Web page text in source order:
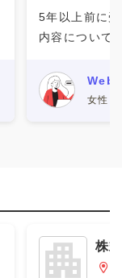
5年以上前に
内容について
仕事の案件を
ーケティング
Web
女性
株
ス